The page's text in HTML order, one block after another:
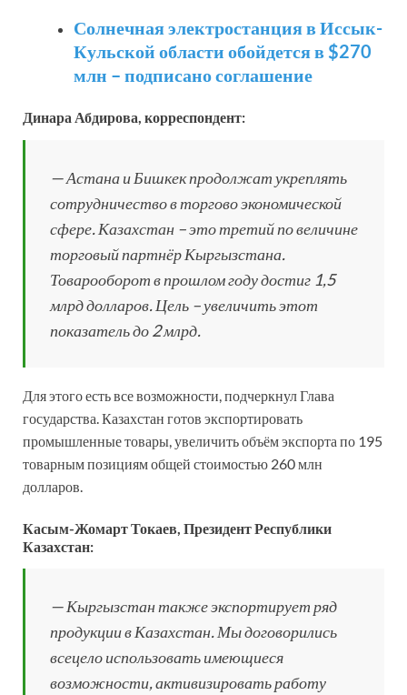
Солнечная электростанция в Иссык-
Кульской области обойдется в $270
млн – подписано соглашение
Динара Абдирова, корреспондент:
— Астана и Бишкек продолжат укреплять
сотрудничество в торгово экономической
сфере. Казахстан – это третий по величине
торговый партнёр Кыргызстана.
Товарооборот в прошлом году достиг 1,5
млрд долларов. Цель – увеличить этот
показатель до 2 млрд.
Для этого есть все возможности, подчеркнул Глава
государства. Казахстан готов экспортировать
промышленные товары, увеличить объём экспорта по 195
товарным позициям общей стоимостью 260 млн
долларов.
Касым-Жомарт Токаев, Президент Республики
Казахстан:
— Кыргызстан также экспортирует ряд
продукции в Казахстан. Мы договорились
всецело использовать имеющиеся
возможности, активизировать работу